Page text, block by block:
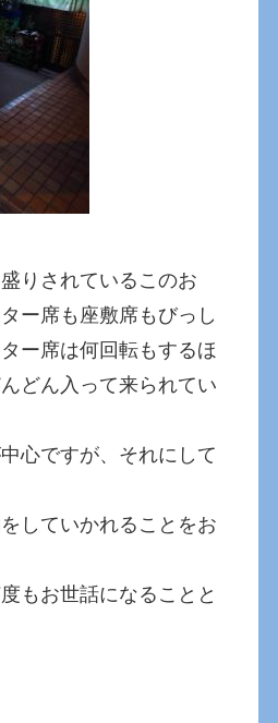
りされているこのお
ー席も座敷席もびっし
ー席は何回転もするほ
どん入って来られてい
心ですが、それにして
していかれることをお
もお世話になることと